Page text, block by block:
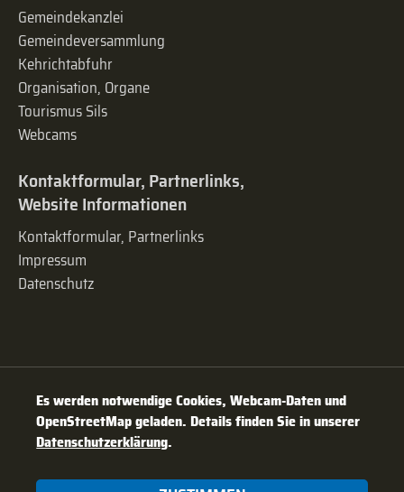
Gemeindekanzlei
Gemeinde­versammlung
Kehrichtabfuhr
Organisation, Organe
Tourismus Sils
Webcams
Kontaktformular, Partnerlinks,
Website Informationen
Kontaktformular, Partnerlinks
Impressum
Datenschutz
Es werden notwendige Cookies, Webcam-Daten und
OpenStreetMap geladen. Details finden Sie in unserer
Datenschutzerklärung.